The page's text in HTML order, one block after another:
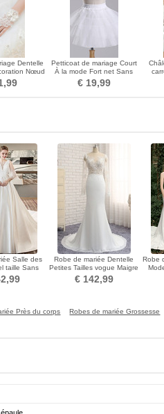
Dentelle
Nœud
Petticoat de mariage Court
À la mode Fort net Sans
cadre Longue
€ 19,99
Salle des
taille Sans
a ligne
Robe de mariée Dentelle
Petites Tailles vogue Maigre
Longue Plage
€ 142,99
Robe
Près du corps
Robes de mariée Grossesse